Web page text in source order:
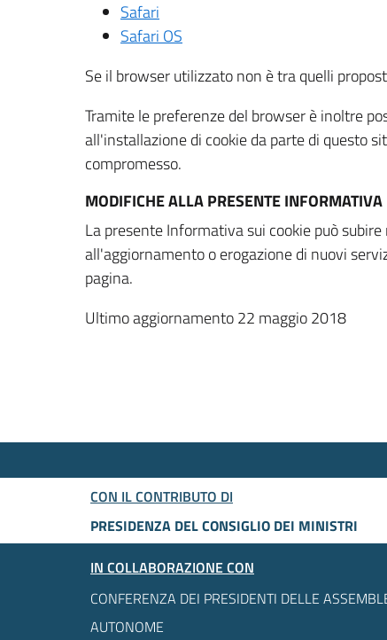
Safari
Safari OS
Se il browser utilizzato non è tra quelli
Tramite le preferenze del browser è inoltre
all'installazione di cookie da parte di questo
compromesso.
MODIFICHE ALLA PRESENTE INFORMATIVA
La presente Informativa sui cookie può
all'aggiornamento o erogazione di nuovi
pagina.
Ultimo aggiornamento 22 maggio 2018
CON IL CONTRIBUTO DI
PRESIDENZA DEL CONSIGLIO DEI MINISTRI
IN COLLABORAZIONE CON
CONFERENZA DEI PRESIDENTI DELLE
AUTONOME